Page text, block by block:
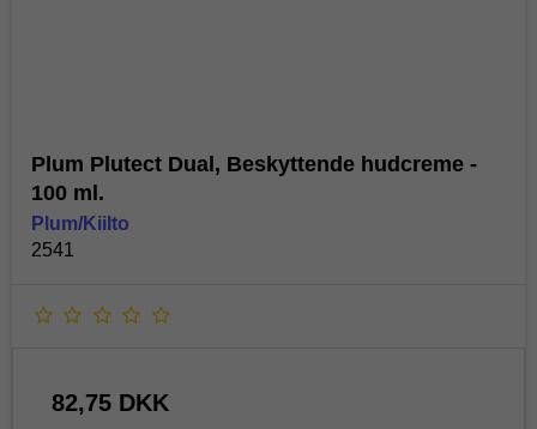
Plum Plutect Dual, Beskyttende hudcreme -
100 ml.
Plum/Kiilto
2541
82,75 DKK